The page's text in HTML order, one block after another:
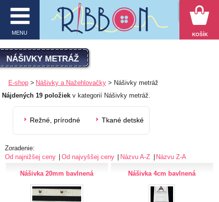
VYHĽADÁVANIE
MENU
O firme
E-shop
Inšpirácie
Obchodné podmienky
Kontakt
Ochrana osobných údajov
MENU KOŠÍK
NÁŠIVKY METRÁŽ
E-shop Nášivky a Nažehlovačky
Nášivky metráž
Nájdených 19 položiek v kategorií Nášivky metráž.
Režné, prírodné Tkané detské
Zoradenie:
Od najnižšej ceny
Od najvyššej ceny Názvu A-Z Názvu Z-A
Nášivka 20mm bavlnená Nášivka 4cm bavlnená